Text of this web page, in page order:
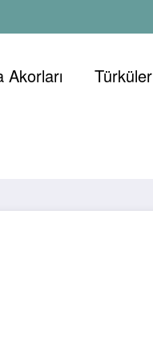
Akorları Türküler